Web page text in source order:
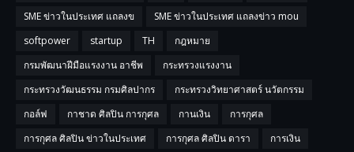
SME ข่าวในประเทศ แถลงข
SME ข่าวในประเทศ แถลงข่าว mou
softpower
startup TH
กฎหมาย
กรมพัฒนาฝีมือแรงงาน อาชีพ
กระทรวงแรงงาน
กระทรวงวัฒนธรรม กรมศิลปากร
กระทรวงวิทยาศาสตร์ นวัตกรรม
กอล์ฟ
กาชาด ศิลปิน การกุศล กานเงิน
การกุศล
การกุศล ศิลปิน ข่าวในประเทศ
การกุศล ศิลปิน ดารา
การเงิน